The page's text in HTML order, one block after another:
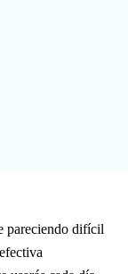
pareciendo difícil